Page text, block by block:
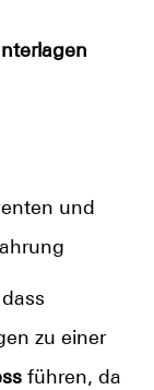
und
zu einer
führen, da